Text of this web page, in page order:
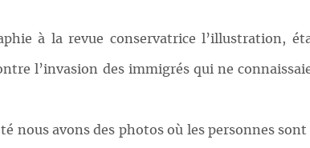
à la revue conservatrice l’illustration,
l’invasion des immigrés qui ne
nous avons des photos où les personnes